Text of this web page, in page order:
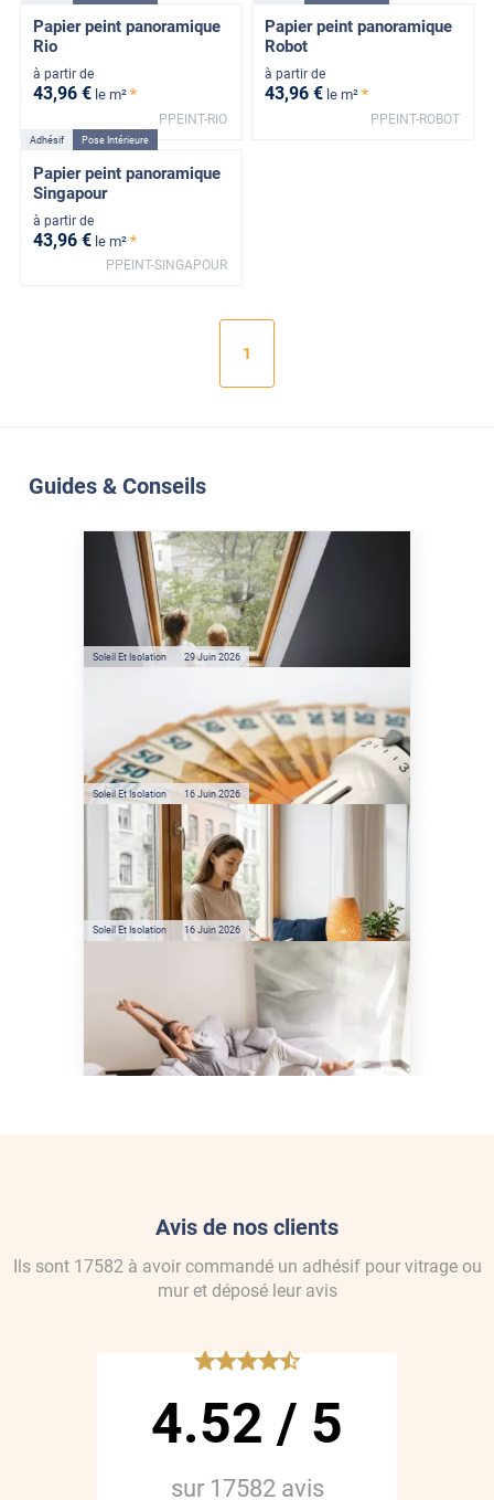
Papier peint panoramique
Rio
à partir de
43,96 € le m² *
PPEINT-RIO
Papier peint panoramique
Robot
à partir de
43,96 € le m² *
PPEINT-ROBOT
Adhésif Pose Intérieure
Papier peint panoramique
Singapour
à partir de
43,96 € le m² *
PPEINT-SINGAPOUR
1
Guides & Conseils
Véranda et Velux : Comment
bloquer jusqu'à 80% de
l'énergie solaire sans
climatisation ?
Soleil Et Isolation 29 Juin 2026
Film anti-chaleur : quelles
sont les économies d’énergie
réelles ?
Soleil Et Isolation 16 Juin 2026
Préservez votre logement de
la chaleur : les conseils de
Jamy de C'est Pas Sorcier
Soleil Et Isolation 16 Juin 2026
Comment protéger sa
maison de la chaleur sans
climatisation ?
Avis de nos clients
Ils sont 17582 à avoir commandé un adhésif pour vitrage ou
muret déposé leur avis
*****
4.52 / 5
sur 17582avis